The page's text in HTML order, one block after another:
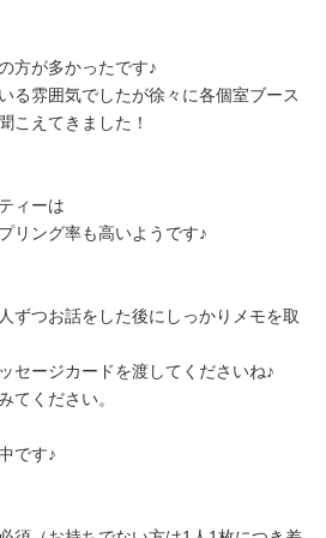
方が多かったです♪
る雰囲気でしたが徐々に各個室ブース
こえてきました！
ィーは
リング率も高いようです♪
ずつお話をした後にしっかりメモを取
セージカードを渡してくださいね♪
てください。
です♪